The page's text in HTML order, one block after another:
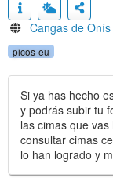
Cangas de Onís
picos-eu
Si ya has hecho
y podrás subir tu
las cimas que
consultar cimas
lo han logrado y